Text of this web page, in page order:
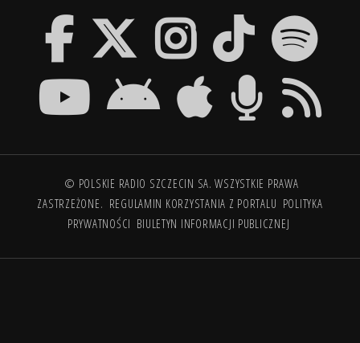
© POLSKIE RADIO SZCZECIN SA. WSZYSTKIE PRAWA
ZASTRZEŻONE. REGULAMIN KORZYSTANIA Z PORTALU POLITYKA
PRYWATNOŚCI BIULETYN INFORMACJI PUBLICZNEJ